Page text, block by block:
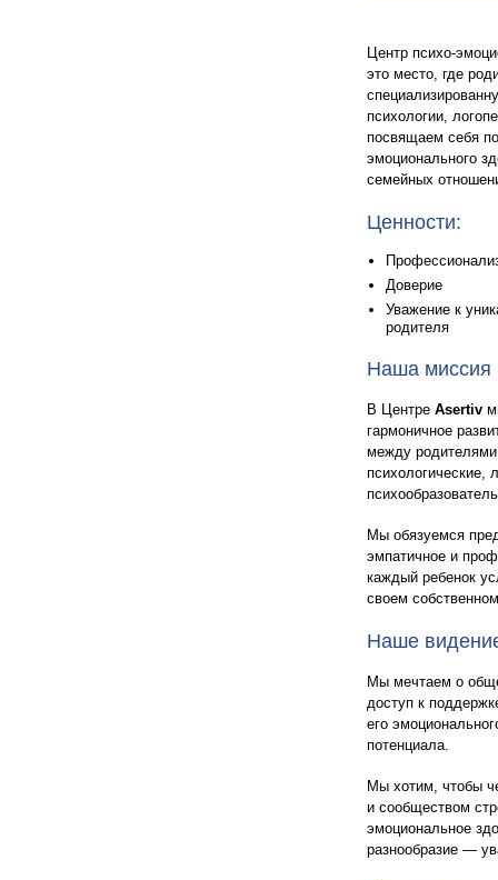
Центр психо-
это место, где
психологии,
посвящаем себя
эмоционального
семейных
Ценности:
Доверие
Уважение к
родителя
Наша миссия
В Центре Asertiv
гармоничное
между родителями
психологические,
Мы обязуемся
эмпатичное и
каждый ребенок
своем
Наше
Мы мечтаем о
доступ к
его
потенциала.
Мы хотим, чтобы
и сообществом
эмоциональное
разнообразие —